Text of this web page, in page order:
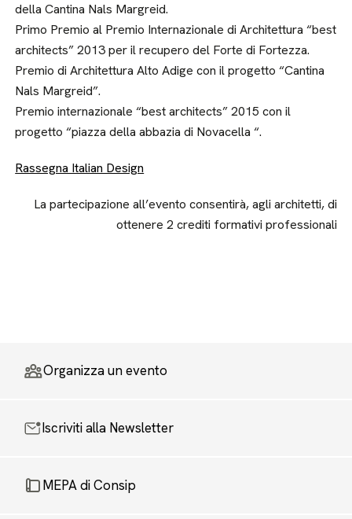
della Cantina Nals Margreid.
Primo Premio al Premio Internazionale di Architettura “best
architects” 2013 per il recupero del Forte di Fortezza.
Premio di Architettura Alto Adige con il progetto “Cantina
Nals Margreid”.
Premio internazionale “best architects” 2015 con il
progetto “piazza della abbazia di Novacella “.
Rassegna Italian Design
La partecipazione all’evento consentirà, agli architetti, di
ottenere 2 crediti formativi professionali
Organizza un evento
Iscriviti alla Newsletter
MEPA di Consip